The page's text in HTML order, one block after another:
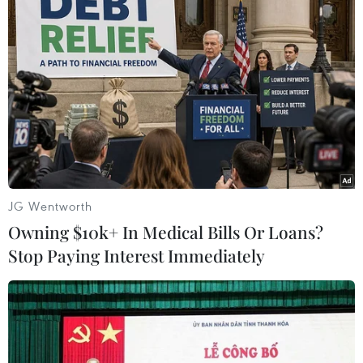
#Sách giáo khoa #Sư phạm
#Tuyển sinh sư phạm
#Thanh Hóa
#Đào tạo sư phạm theo đơn đặt hàng
#Đại học Hồng Đức
JG Wentworth
Owning $10k+ In Medical Bills Or Loans?
Stop Paying Interest Immediately